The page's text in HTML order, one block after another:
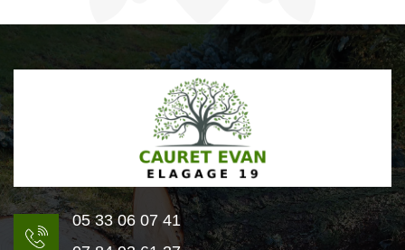
05 33 06 07 41